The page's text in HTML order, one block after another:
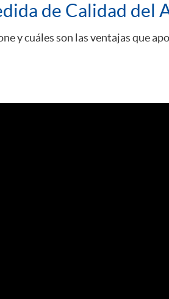
de Calidad del
y cuáles son las ventajas que